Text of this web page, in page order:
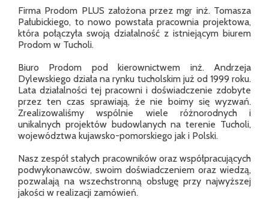
Firma Prodom PLUS założona przez mgr inż. Tomasza
Pałubickiego, to nowo powstała pracownia projektowa,
która połączyła swoją działalność z istniejącym biurem
Prodom w Tucholi.
Biuro Prodom pod kierownictwem inż. Andrzeja
Dylewskiego działa na rynku tucholskim już od 1999 roku.
Lata działalności tej pracowni i doświadczenie zdobyte
przez ten czas sprawiają, że nie boimy się wyzwań.
Zrealizowaliśmy wspólnie wiele różnorodnych i
unikalnych projektów budowlanych na terenie Tucholi,
województwa kujawsko-pomorskiego jak i Polski.
Nasz zespół stałych pracowników oraz współpracujących
podwykonawców, swoim doświadczeniem oraz wiedzą,
pozwalają na wszechstronną obsługę przy najwyższej
jakości w realizacji zamówień.